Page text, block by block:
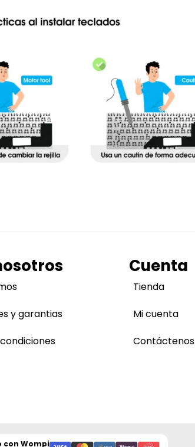
y garantias
Cuenta
Tienda
Mi cuenta
Contáctenos
con Wompi